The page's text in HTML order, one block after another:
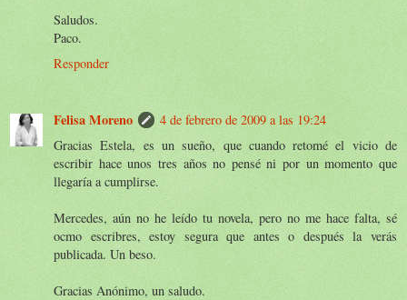
Saludos.
Paco.
Responder
Felisa Moreno
4 de febrero de 2009 a las 19:24
Gracias Estela, es un sueño, que cuando retomé el vicio de
escribir hace unos tres años no pensé ni por un momento que
llegaría a cumplirse.
Mercedes, aún no he leído tu novela, pero no me hace falta, sé
ocmo escribres, estoy segura que antes o después la verás
publicada. Un beso.
Gracias Anónimo, un saludo.